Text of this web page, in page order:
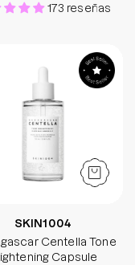
173 reseñas
Madagascar
SKIN1004
Centella Tone
Capsule